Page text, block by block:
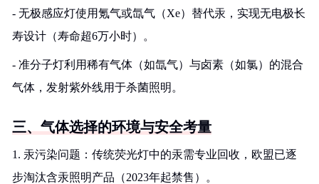
- 无极感应灯使用氪气或氙气（Xe）替代汞，实现无电极长
寿设计（寿命超6万小时）。
- 准分子灯利用稀有气体（如氙气）与卤素（如氯）的混合
气体，发射紫外线用于杀菌照明。
三、气体选择的环境与安全考量
1. 汞污染问题：传统荧光灯中的汞需专业回收，欧盟已逐
步淘汰含汞照明产品（2023年起禁售）。